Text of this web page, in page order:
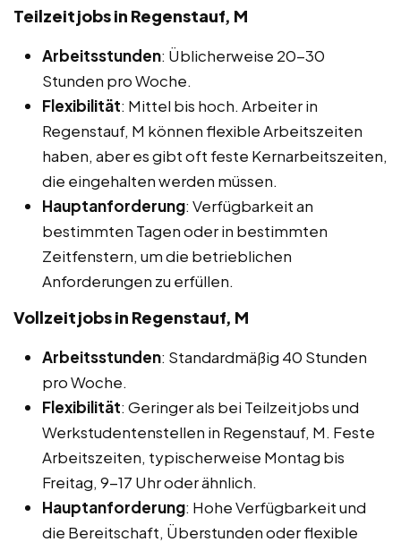
Teilzeitjobs in Regenstauf, M
Arbeitsstunden: Üblicherweise 20-30
Stunden pro Woche.
Flexibilität: Mittel bis hoch. Arbeiter in
Regenstauf, M können flexible Arbeitszeiten
haben, aber es gibt oft feste Kernarbeitszeiten,
die eingehalten werden müssen.
Hauptanforderung: Verfügbarkeit an
bestimmten Tagen oder in bestimmten
Zeitfenstern, um die betrieblichen
Anforderungen zu erfüllen.
Vollzeitjobs in Regenstauf, M
Arbeitsstunden: Standardmäßig 40 Stunden
pro Woche.
Flexibilität: Geringer als bei Teilzeitjobs und
Werkstudentenstellen in Regenstauf, M. Feste
Arbeitszeiten, typischerweise Montag bis
Freitag, 9-17 Uhr oder ähnlich.
Hauptanforderung: Hohe Verfügbarkeit und
die Bereitschaft, Überstunden oder flexible